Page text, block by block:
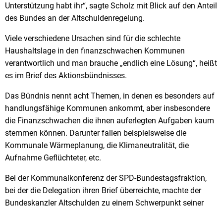
Unterstützung habt ihr“, sagte Scholz mit Blick auf den Anteil
des Bundes an der Altschuldenregelung.
Viele verschiedene Ursachen sind für die schlechte
Haushaltslage in den finanzschwachen Kommunen
verantwortlich und man brauche „endlich eine Lösung“, heißt
es im Brief des Aktionsbündnisses.
Das Bündnis nennt acht Themen, in denen es besonders auf
handlungsfähige Kommunen ankommt, aber insbesondere
die Finanzschwachen die ihnen auferlegten Aufgaben kaum
stemmen können. Darunter fallen beispielsweise die
Kommunale Wärmeplanung, die Klimaneutralität, die
Aufnahme Geflüchteter, etc.
Bei der Kommunalkonferenz der SPD-Bundestagsfraktion,
bei der die Delegation ihren Brief überreichte, machte der
Bundeskanzler Altschulden zu einem Schwerpunkt seiner